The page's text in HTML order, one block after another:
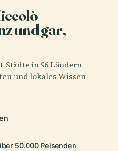
und gar,
Städte in 96 Ländern.
und lokales Wissen —
50.000 Reisenden